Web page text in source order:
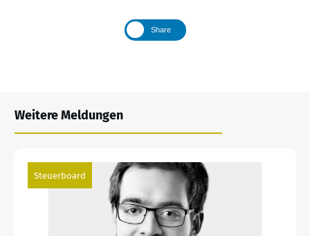
Share
Weitere Meldungen
Steuerboard